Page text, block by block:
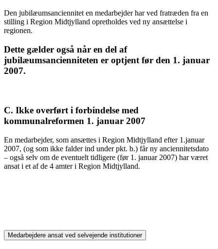
Den jubilæumsanciennitet en medarbejder har ved fratræden fra en
stilling i Region Midtjylland opretholdes ved ny ansættelse i
regionen.
Dette gælder også når en del af
jubilæumsancienniteten er optjent før den 1. januar
2007.
C. Ikke overført i forbindelse med
kommunalreformen 1. januar 2007
En medarbejder, som ansættes i Region Midtjylland efter 1.januar
2007, (og som ikke falder ind under pkt. b.) får ny anciennitetsdato
– også selv om de eventuelt tidligere (før 1. januar 2007) har været
ansat i et af de 4 amter i Region Midtjylland.
Medarbejdere ansat ved selvejende institutioner